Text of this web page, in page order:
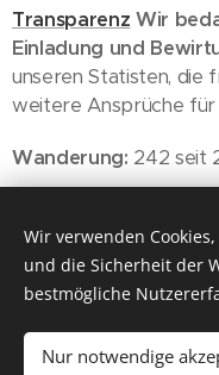
Transparenz Wir
Einladung und
unseren Statisten, die
weitere Ansprüche
Wanderung: 242 seit
Wien, 06.05.2023
©
Wir verwenden
und die Sicherheit der
bestmögliche
Nur notwendige